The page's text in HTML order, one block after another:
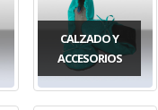
CALZADO Y
ACCESORIOS